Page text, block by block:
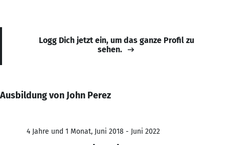
Logg Dich jetzt ein, um das ganze Profil zu
sehen.
Ausbildung von John Perez
4 Jahre und 1 Monat, Juni 2018 - Juni 2022